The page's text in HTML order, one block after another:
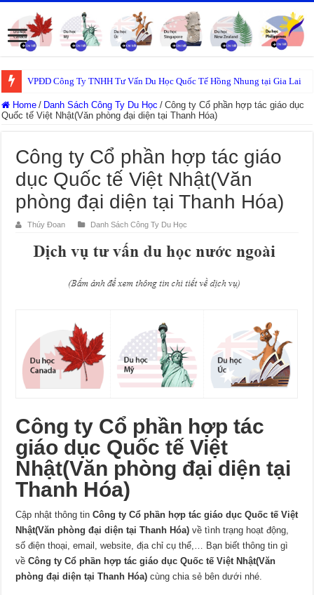
VPĐD Công Ty TNHH Tư Vấn Du Học Quốc Tế Hồng Nhung tại Gia Lai
Home / Danh Sách Công Ty Du Học / Công ty Cổ phần hợp tác giáo dục
Quốc tế Việt Nhật(Văn phòng đại diện tại Thanh Hóa)
Công ty Cổ phần hợp tác giáo
dục Quốc tế Việt Nhật(Văn
phòng đại diện tại Thanh Hóa)
Thúy Đoan Danh Sách Công Ty Du Học
Công ty Cổ phần hợp tác
giáo dục Quốc tế Việt
Nhật(Văn phòng đại diện tại
Thanh Hóa)
Cập nhật thông tinCông ty Cổ phần hợp tác giáo dục Quốc tế Việt
Nhật(Văn phòng đại diện tại Thanh Hóa) về tình trạng hoạt động,
số điện thoại, email, website, địa chỉ cụ thể,… Bạn biết thông tin gì
vềCông ty Cổ phần hợp tác giáo dục Quốc tế Việt Nhật(Văn
phòng đại diện tại Thanh Hóa) cùng chia sẻ bên dưới nhé.